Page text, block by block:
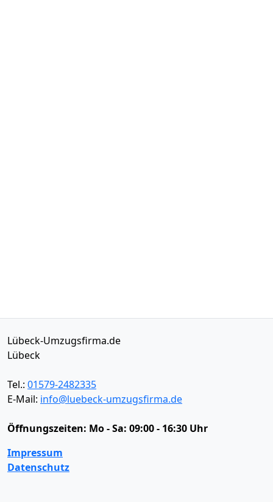
Lübeck-Umzugsfirma.de
Lübeck
Tel.: 01579-2482335
E-Mail: info@luebeck-umzugsfirma.de
Öffnungszeiten: Mo - Sa: 09:00 - 16:30 Uhr
Impressum
Datenschutz